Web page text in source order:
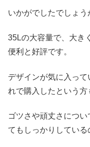
いかがでしたでしょう
35Lの大容量で、大き
便利と好評です。
デザインが気に入っ
れで購入したという方
ゴツさや頑丈さにつ
てもしっかりしている